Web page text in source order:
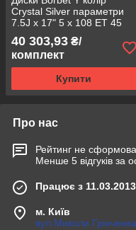
Crystal Silver параметри
7.5J x 17" 5 x 108 ET 45
40 303,93 ₴/
комплект
Купити
Про нас
Рейтинг не
Менше 5 відгуків за
Працює з 11.03.2013
м. Київ
вул.Миколи